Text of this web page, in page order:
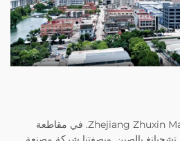
تقع شركة Zhejiang Zhuxin Machinery Co., Ltd. في مقاطعة